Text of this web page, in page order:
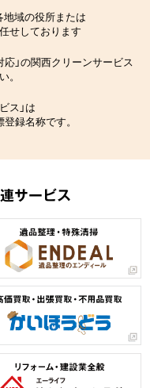
域の役所または
せしております
応」の関西クリーンサービス
。
ス」は
録名称です。
サービス